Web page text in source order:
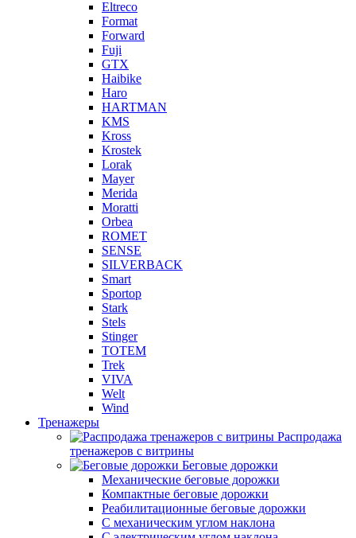
Eltreco
Format
Forward
Fuji
GTX
Haibike
Haro
HARTMAN
KMS
Kross
Krostek
Lorak
Mayer
Merida
Moratti
Orbea
ROMET
SENSE
SILVERBACK
Smart
Sportop
Stark
Stels
Stinger
TOTEM
Trek
VIVA
Welt
Wind
Тренажеры
Распродажа
тренажеров с витрины
Беговые дорожки
Механические беговые дорожки
Компактные беговые дорожки
Реабилитационные беговые дорожки
С механическим углом наклона